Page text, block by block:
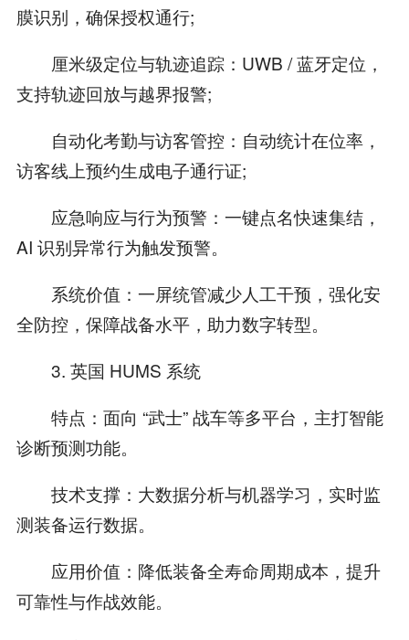
膜识别，确保授权通行;
厘米级定位与轨迹追踪：UWB / 蓝牙定位，
支持轨迹回放与越界报警;
自动化考勤与访客管控：自动统计在位率，
访客线上预约生成电子通行证;
应急响应与行为预警：一键点名快速集结，
AI 识别异常行为触发预警。
系统价值：一屏统管减少人工干预，强化安
全防控，保障战备水平，助力数字转型。
3. 英国 HUMS 系统
特点：面向 “武士” 战车等多平台，主打智能
诊断预测功能。
技术支撑：大数据分析与机器学习，实时监
测装备运行数据。
应用价值：降低装备全寿命周期成本，提升
可靠性与作战效能。